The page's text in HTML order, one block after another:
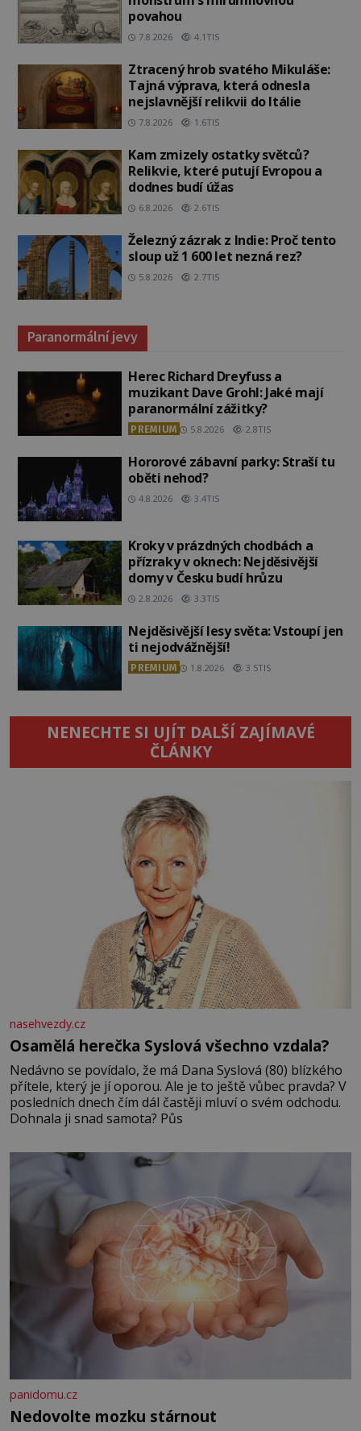
povahou
7.8.2026 4.1TIS
Ztracený hrob svatého Mikuláše:
Tajná výprava, která odnesla
nejslavnější relikvii do Itálie
7.8.2026 1.6TIS
Kam zmizely ostatky světců?
Relikvie, které putují Evropou a
dodnes budí úžas
6.8.2026 2.6TIS
Železný zázrak z Indie: Proč tento
sloup už 1 600 let nezná rez?
5.8.2026 2.7TIS
Paranormální jevy
Herec Richard Dreyfuss a
muzikant Dave Grohl: Jaké mají
paranormální zážitky?
PREMIUM 5.8.2026 2.8TIS
Hororové zábavní parky: Straší tu
oběti nehod?
4.8.2026 3.4TIS
Kroky v prázdných chodbách a
přízraky v oknech: Nejděsivější
domy v Česku budí hrůzu
2.8.2026 3.3TIS
Nejděsivější lesy světa: Vstoupí jen
ti nejodvážnější!
PREMIUM 1.8.2026 3.5TIS
NENECHTE SI UJÍT DALŠÍ ZAJÍMAVÉ
ČLÁNKY
nasehvezdy.cz
Osamělá herečka Syslová všechno vzdala?
Nedávno se povídalo, že má Dana Syslová (80) blízkého
přítele, který je jí oporou. Ale je to ještě vůbec pravda? V
posledních dnech čím dál častěji mluví o svém odchodu.
Dohnala ji snad samota? Půs
panidomu.cz
Nedovolte mozku stárnout